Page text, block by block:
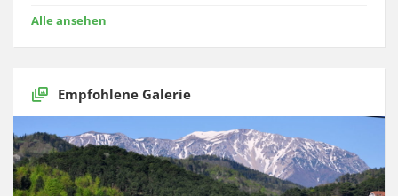
Alle ansehen
Empfohlene Galerie